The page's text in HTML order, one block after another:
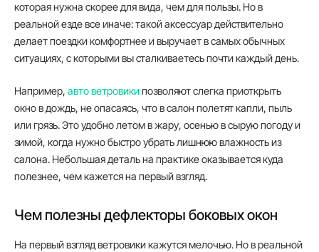
которая нужна скорее для вида, чем для пользы. Но в
реальной езде все иначе: такой аксессуар действительно
делает поездки комфортнее и выручает в самых обычных
ситуациях, с которыми вы сталкиваетесь почти каждый день.
Например, авто ветровикипозволяют слегка приоткрыть
окно в дождь, не опасаясь, что в салон полетят капли, пыль
или грязь. Это удобно летом в жару, осенью в сырую погоду и
зимой, когда нужно быстро убрать лишнюю влажность из
салона. Небольшая деталь на практике оказывается куда
полезнее, чем кажется на первый взгляд.
Чем полезны дефлекторы боковых окон
На первый взгляд ветровики кажутся мелочью. Но в реальной